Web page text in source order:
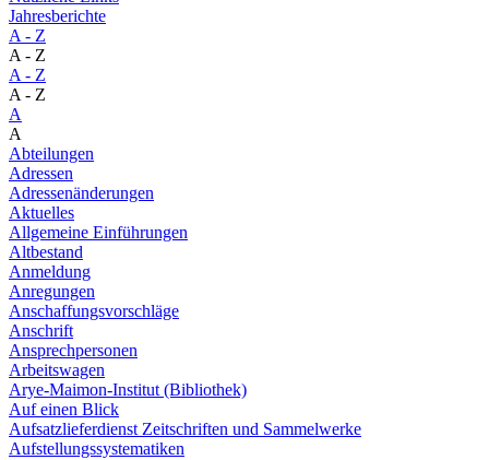
Jahresberichte
A - Z
A - Z
A - Z
A - Z
A
A
Abteilungen
Adressen
Adressenänderungen
Aktuelles
Allgemeine Einführungen
Altbestand
Anmeldung
Anregungen
Anschaffungsvorschläge
Anschrift
Ansprechpersonen
Arbeitswagen
Arye-Maimon-Institut (Bibliothek)
Auf einen Blick
Aufsatzlieferdienst Zeitschriften und Sammelwerke
Aufstellungssystematiken